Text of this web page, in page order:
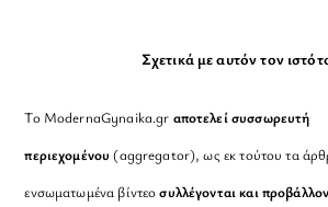
Σχετικά με αυτόν τον
Το ModernaGynaika.gr αποτελεί συσσωρευτή
περιεχομένου (aggregator), ως εκ τούτου τα
ενσωματωμένα βίντεοσυλλέγονται και